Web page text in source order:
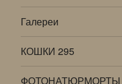
Галереи
КОШКИ 295
ФОТОНАТЮРМОРТЫ